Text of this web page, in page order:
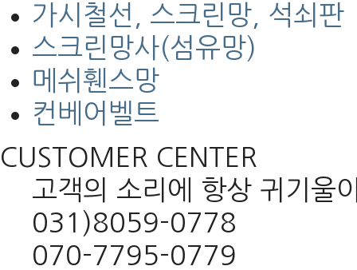
가시철선, 스크린망, 석쇠판
스크린망사(섬유망)
메쉬휀스망
컨베어벨트
CUSTOMER CENTER
고객의 소리에 항상 귀기울
031)8059-0778
070-7795-0779